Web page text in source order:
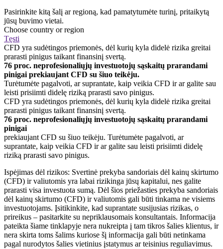
Pasirinkite kitą šalį ar regioną, kad pamatytumėte turinį, pritaikytą
jūsų buvimo vietai.
Choose country or region
Tęsti
CFD yra sudėtingos priemonės, dėl kurių kyla didelė rizika greitai
prarasti pinigus taikant finansinį svertą.
76 proc. neprofesionaliųjų investuotojų sąskaitų prarandami
pinigai prekiaujant CFD su šiuo teikėju.
Turėtumėte pagalvoti, ar suprantate, kaip veikia CFD ir ar galite sau
leisti prisiimti didelę riziką prarasti savo pinigus.
CFD yra sudėtingos priemonės, dėl kurių kyla didelė rizika greitai
prarasti pinigus taikant finansinį svertą.
76 proc. neprofesionaliųjų investuotojų sąskaitų prarandami
pinigai
prekiaujant CFD su šiuo teikėju. Turėtumėte pagalvoti, ar
suprantate, kaip veikia CFD ir ar galite sau leisti prisiimti didelę
riziką prarasti savo pinigus.
Ispėjimas dėl rizikos: Svertinė prekyba sandoriais dėl kainų skirtumo
(CFD) ir valiutomis yra labai rizikinga jūsų kapitalui, nes galite
prarasti visa investuota sumą. Dėl šios priežasties prekyba sandoriais
dėl kainų skirtumo (CFD) ir valiutomis gali būti tinkama ne visiems
investuotojams. Įsitikinkite, kad suprantate susijusias rizikas, o
prireikus – pasitarkite su nepriklausomais konsultantais. Informacija
pateikta šiame tinklapyje nera nukreipta į tam tikros šalies klientus, ir
nera skirta toms šalims kuriose šį informacija gali būti netinkama
pagal nurodytos šalies vietinius įstatymus ar teisinius reguliavimus.